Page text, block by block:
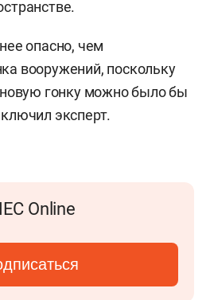
опасно, чем
вооружений, поскольку
новую гонку можно было бы
эксперт.
Online